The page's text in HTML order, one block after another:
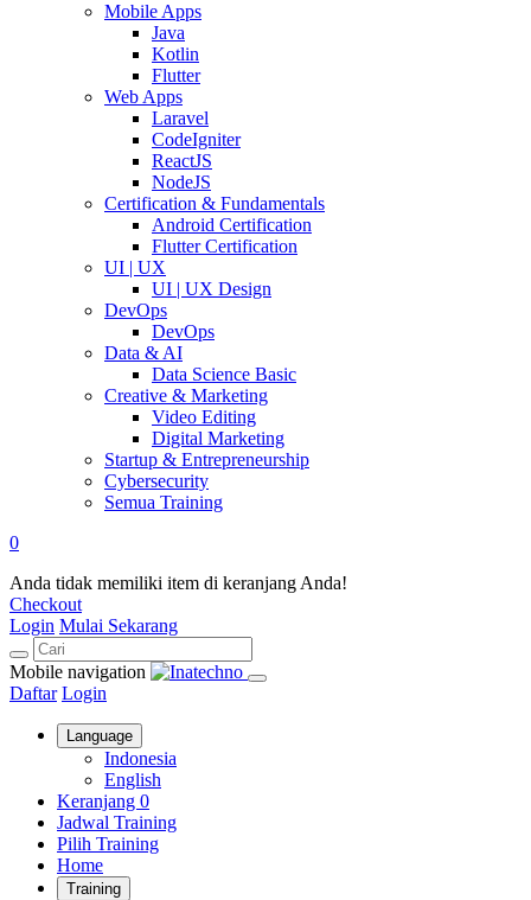
Mobile Apps
Java
Kotlin
Flutter
Web Apps
Laravel
CodeIgniter
ReactJS
NodeJS
Certification & Fundamentals
Android Certification
Flutter Certification
UI | UX
UI | UX Design
DevOps
DevOps
Data & AI
Data Science Basic
Creative & Marketing
Video Editing
Digital Marketing
Startup & Entrepreneurship
Cybersecurity
Semua Training
0
Anda tidak memiliki item di keranjang Anda!
Checkout
Login Mulai Sekarang
Mobile navigation
Daftar Login
Language
Indonesia
English
Keranjang 0
Jadwal Training
Pilih Training
Home
Training